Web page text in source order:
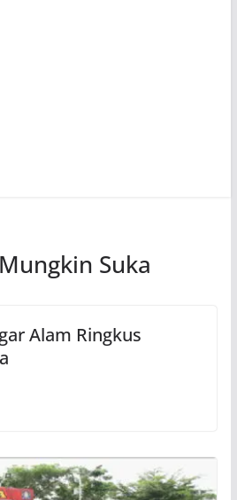
Suka
Alam Ringkus